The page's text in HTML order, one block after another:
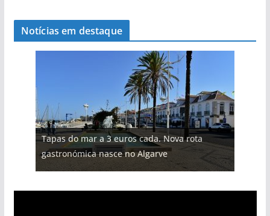
Notícias em destaque
Tapas do mar a 3 euros cada. Nova rota
gastronómica nasce no Algarve